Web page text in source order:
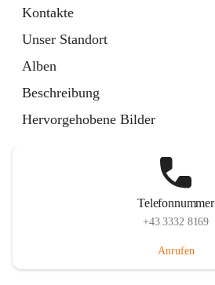
Kontakte
Unser Standort
Alben
Beschreibung
Hervorgehobene Bilder
Telefonnummer
+43 3332 8169
Anrufen